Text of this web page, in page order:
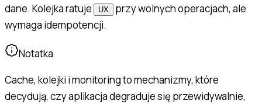
dane. Kolejka ratuje
UX
przy wolnych operacjach, ale
wymaga idempotencji.
Notatka
Cache, kolejki i monitoring to mechanizmy, które
decydują, czy aplikacja degraduje się przewidywalnie,